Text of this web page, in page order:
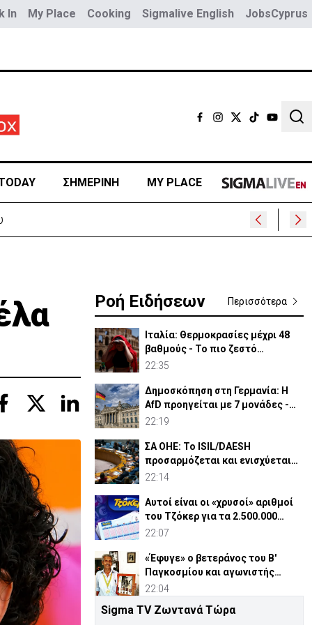
In My Place Cooking Sigmalive English JobsCyprus
ΣΗΜΕΡΙΝΗ MY PLACE
Ροή Ειδήσεων Περισσότερα
Ιταλία: Θερμοκρασίες μέχρι 48
βαθμούς - Το πιο ζεστό
καλοκαίρι των 100 χρόνων
22:35
Δημοσκόπηση στη Γερμανία: Η
AfD προηγείται με 7 μονάδες -
Διεύρυνε τη διαφορά
22:19
ΣΑ ΟΗΕ: Το ISIL/DAESH
προσαρμόζεται και ενισχύεται
στην Αφρική - Πώς απειλεί
22:14
Αυτοί είναι οι «χρυσοί» αριθμοί
του Τζόκερ για τα 2.500.000
ευρώ
22:07
«Έφυγε» ο βετεράνος του Β'
Παγκοσμίου και αγωνιστής
ΕΟΚΑ, Παύλος Μ. Κασάπης
22:04
«Όχι» 9 χωρών σε ισχυρισμό
Sigma TV Ζωντανά Τώρα